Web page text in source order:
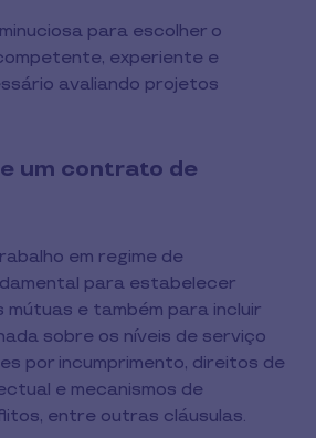
para escolher o
experiente e
avaliando projetos
um contrato de
em regime de
para estabelecer
mútuas e também para incluir
sobre os níveis de serviço
por incumprimento, direitos de
e mecanismos de
entre outras cláusulas.